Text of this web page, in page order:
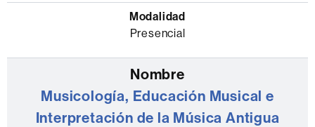
Presencial
Musicología, Educación Musical e
Interpretación de la Música Antigua